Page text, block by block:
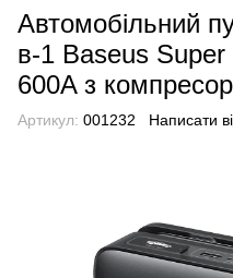
Автомобільний
в-1 Baseus
600A з
Артикул: 001232 Написати